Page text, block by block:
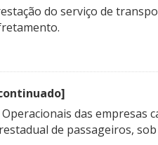
do serviço de
das
de passageiros, sob